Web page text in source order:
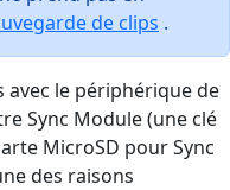
de clips .
avec le périphérique de
Sync Module (une clé
MicroSD pour Sync
des raisons